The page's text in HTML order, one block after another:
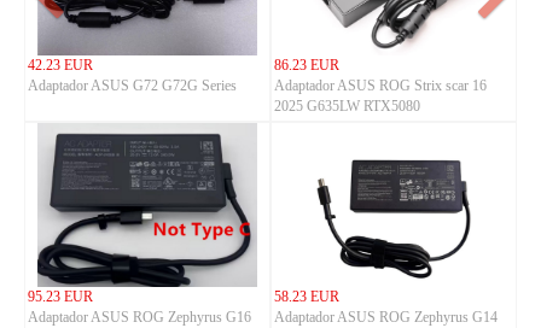
42.23 EUR
Adaptador ASUS G72 G72G Series
86.23 EUR
Adaptador ASUS ROG Strix scar 16
2025 G635LW RTX5080
95.23 EUR
Adaptador ASUS ROG Zephyrus G16
58.23 EUR
Adaptador ASUS ROG Zephyrus G14